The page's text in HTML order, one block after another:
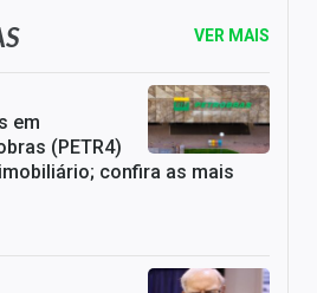
VER MAIS
em
(PETR4)
confira as mais